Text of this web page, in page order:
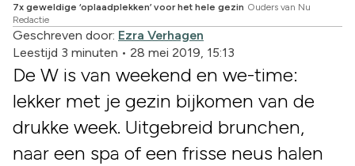
7x geweldige ‘oplaadplekken’ voor het hele gezin Ouders van Nu
Redactie
Geschreven door: Ezra Verhagen
Leestijd 3 minuten • 28 mei 2019, 15:13
De W is van weekend en we-time:
lekker met je gezin bijkomen van de
drukke week. Uitgebreid brunchen,
naar een spa of een frisse neus halen